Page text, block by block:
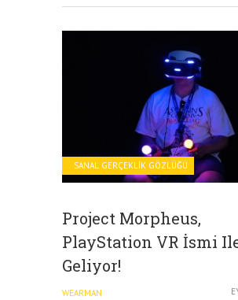
SANAL GERÇEKLIK GÖZLÜĞÜ
Project Morpheus,
PlayStation VR İsmi
Geliyor!
WEARMAN